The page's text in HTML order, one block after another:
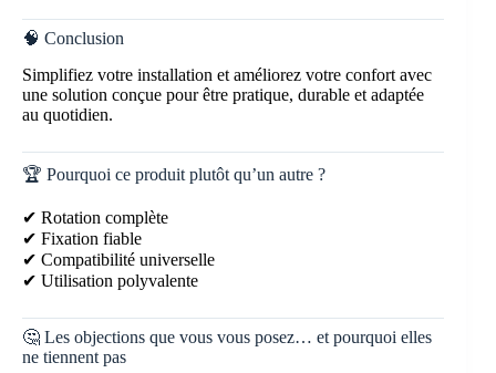
🧠 Conclusion
Simplifiez votre installation et améliorez votre confort avec
une solution conçue pour être pratique, durable et adaptée
au quotidien.
🏆 Pourquoi ce produit plutôt qu’un autre ?
✔ Rotation complète
✔ Fixation fiable
✔ Compatibilité universelle
✔ Utilisation polyvalente
🤔 Les objections que vous vous posez… et pourquoi elles
ne tiennent pas